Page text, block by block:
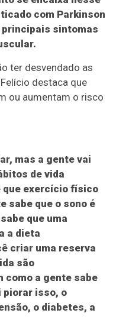
com Parkinson
principais sintomas
ter desvendado as
destaca que
ou aumentam o risco
mas a gente vai
de vida
que exercício físico
sabe que o sono é
que uma
a dieta
criar uma reserva
são
como a gente sabe
piorar isso, o
o diabetes, a